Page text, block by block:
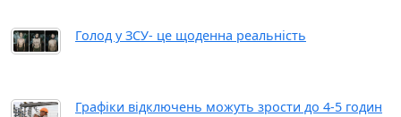
Голод у ЗСУ- це щоденна реальність
Графіки відключень можуть зрости до 4-5 годин